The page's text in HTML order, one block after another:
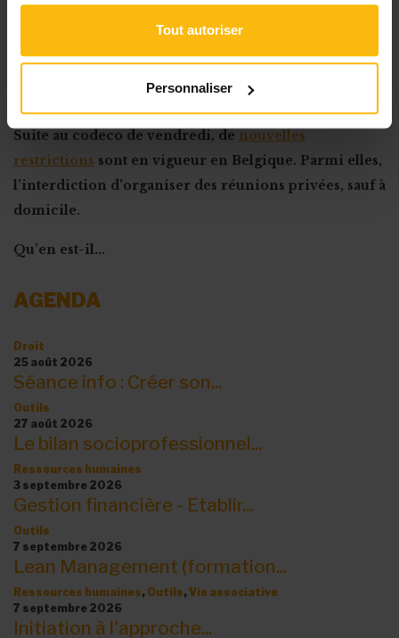
Tout autoriser
Personnaliser
Restrictions COVID : quels événements l’ASBL
peut-elle organiser ?
Suite au codeco de vendredi, de nouvelles
restrictions sont en vigueur en Belgique. Parmi elles,
l’interdiction d’organiser des réunions privées, sauf à
domicile.
Qu’en est-il...
AGENDA
Droit
25 août 2026
Séance info : Créer son...
Outils
27 août 2026
Le bilan socioprofessionnel...
Ressources humaines
3 septembre 2026
Gestion financière - Etablir...
Outils
7 septembre 2026
Lean Management (formation...
Ressources humaines, Outils, Vie associative
7 septembre 2026
Initiation à l'approche...